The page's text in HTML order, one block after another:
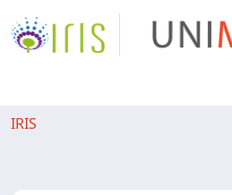
IRIS